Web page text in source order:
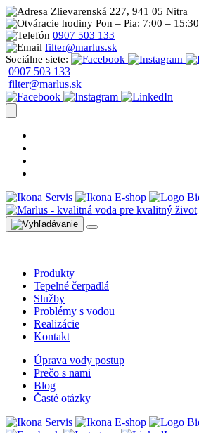
Zlievarenská 227, 941 05 Nitra
Pon – Pia: 7:00 – 15:30
0907 503 133
filter@marlus.sk
Sociálne siete:
0907 503 133
filter@marlus.sk
Servis E-shop
Produkty
Tepelné čerpadlá
Služby
Problémy s vodou
Realizácie
Kontakt
Úprava vody postup
Prečo s nami
Blog
Časté otázky
Servis
E-shop